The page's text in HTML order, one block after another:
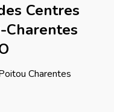
Centres
Charentes
Charentes